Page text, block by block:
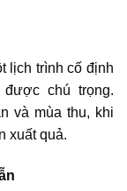
lịch trình cố định
chú trọng.
và mùa thu, khi
xuất quả.